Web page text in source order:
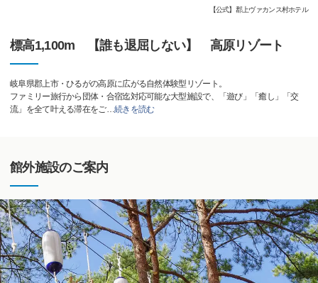
【公式】郡上ヴァカンス村ホテル
標高1,100m 【誰も退屈しない】 高原リゾート
岐阜県郡上市・ひるがの高原に広がる自然体験型リゾート。
ファミリー旅行から団体・合宿迄対応可能な大型施設で、「遊び」「癒し」「交
流」を全て叶える滞在をご…続きを読む
館外施設のご案内